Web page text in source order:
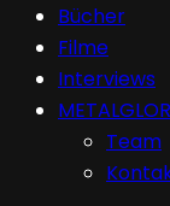
Bücher
Filme
Interviews
Team